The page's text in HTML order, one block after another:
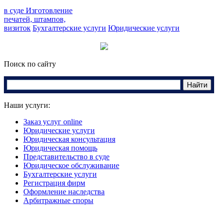
в суде Изготовление
печатей, штампов,
визиток Бухгалтерские услуги Юридические услуги
Поиск по сайту
Наши услуги:
Заказ услуг online
Юридические услуги
Юридическая консультация
Юридическая помощь
Представительство в суде
Юридическое обслуживание
Бухгалтерские услуги
Регистрация фирм
Оформление наследства
Арбитражные споры